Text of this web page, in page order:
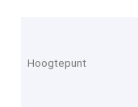
Hoogtepunt